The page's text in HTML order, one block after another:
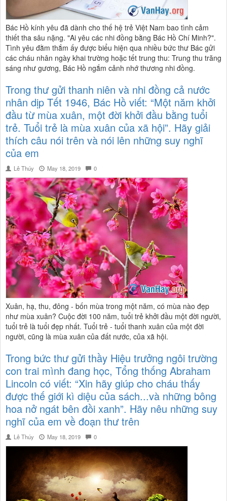
Bác Hồ kính yêu đã dành cho thế hệ trẻ Việt Nam bao tình cảm
thiết tha sâu nặng. "Ai yêu các nhi đồng bằng Bác Hồ Chí Minh?".
Tình yêu đằm thắm ấy được biểu hiện qua nhiều bức thư Bác gửi
các cháu nhân ngày khai trường hoặc tết trung thu: Trung thu trăng
sáng như gương, Bác Hồ ngắm cảnh nhớ thương nhi đồng.
Trong thư gửi thanh niên và nhi đồng cả nước
nhân dịp Tết 1946, Bác Hồ viết: “Một năm khởi
đầu từ mùa xuân, một đời khởi đầu bằng tuổi
trẻ. Tuổi trẻ là mùa xuân của xã hội”. Hãy giải
thích câu nói trên và nói lên những suy nghĩ
của em
Lê Thúy May 18, 2019 0
Xuân, hạ, thu, đông - bốn mùa trong một năm, có mùa nào đẹp
như mùa xuân? Cuộc đời 100 năm, tuổi trẻ khởi đầu một đời người,
tuổi trẻ là tuổi đẹp nhất. Tuổi trẻ - tuổi thanh xuân của một đời
người, cũng là mùa xuân của đất nước, của xã hội.
Trong bức thư gửi thầy Hiệu trưởng ngôi trường
con trai mình đang học, Tổng thống Abraham
Lincoln có viết: “Xin hãy giúp cho cháu thấy
được thế giới kì diệu của sách...và những bông
hoa nở ngát bên đồi xanh”. Hãy nêu những suy
nghĩ của em về đoạn thư trên
Lê Thúy May 18, 2019 0